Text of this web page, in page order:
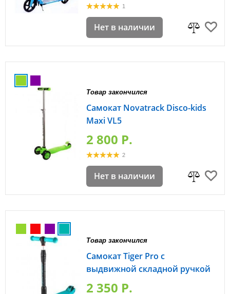
1
Нет в наличии
Товар закончился
Самокат Novatrack Disco-kids
Maxi VL5
2 800 P.
2
Нет в наличии
Товар закончился
Самокат Tiger Pro с
выдвижной складной ручкой
2 350 P.